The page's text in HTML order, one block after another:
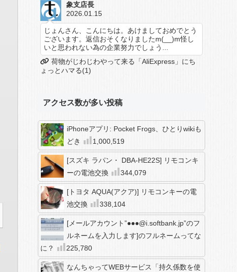
象支店長
2026.01.15
じょんさん、こんにちは。あけましておめでとう
ございます。返信おそくなりましたm(__)m怪し
いと思われない為の企業努力でしょう...
荷物がじわじわやって来る「AliExpress」にち
ょっとハマる(1)
アクセス数が多い投稿
iPhoneアプリ: Pocket Frogs、ひとりwikiも
どき
1,000,519
[スズキ ラパン・ DBA-HE22S] リモコンキ
ーの電池交換
344,079
[トヨタ AQUA(アクア)] リモコンキーの電
池交換
338,104
[メールアカウント”●●●@i.softbank.jp”のフ
ルネームを入力します]のフルネームってな
に？
225,780
なんちゃってWEBサービス「持久係数を使